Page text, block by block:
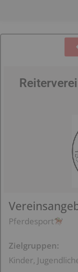
Pferdesport
Zielgruppen:
Kinder,